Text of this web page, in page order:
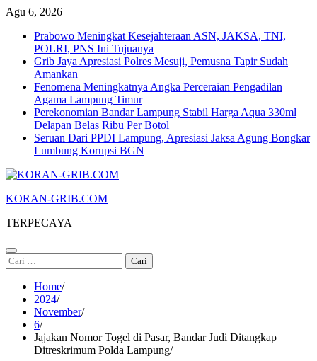
Skip
content
Agu 6, 2026
Prabowo Meningkat Kesejahteraan ASN, JAKSA, TNI,
POLRI, PNS Ini Tujuanya
Grib Jaya Apresiasi Polres Mesuji, Pemusna Tapir Sudah
Amankan
Fenomena Meningkatnya Angka Perceraian Pengadilan
Agama Lampung Timur
Perekonomian Bandar Lampung Stabil Harga Aqua 330ml
Delapan Belas Ribu Per Botol
Seruan Dari PPDI Lampung, Apresiasi Jaksa Agung Bongkar
Lumbung Korupsi BGN
KORAN-GRIB.COM
TERPECAYA
Cari
untuk:
Home
2024
November
6
Jajakan Nomor Togel di Pasar, Bandar Judi Ditangkap
Ditreskrimum Polda Lampung